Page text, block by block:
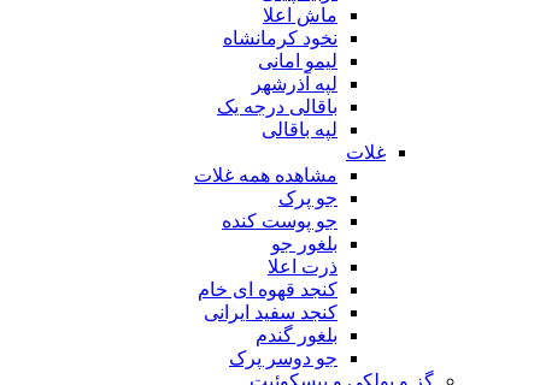
ماش اعلا
نخود کرمانشاه
لیمو امانی
لپه آذرشهر
باقالی درجه یک
لپه باقالی
غلات
مشاهده همه غلات
جو پرک
جو پوست کنده
بلغور جو
ذرت اعلا
کنجد قهوه ای خام
کنجد سفید ایرانی
بلغور گندم
جو دوسر پرک
گز و پولکی و بیسکوئیت